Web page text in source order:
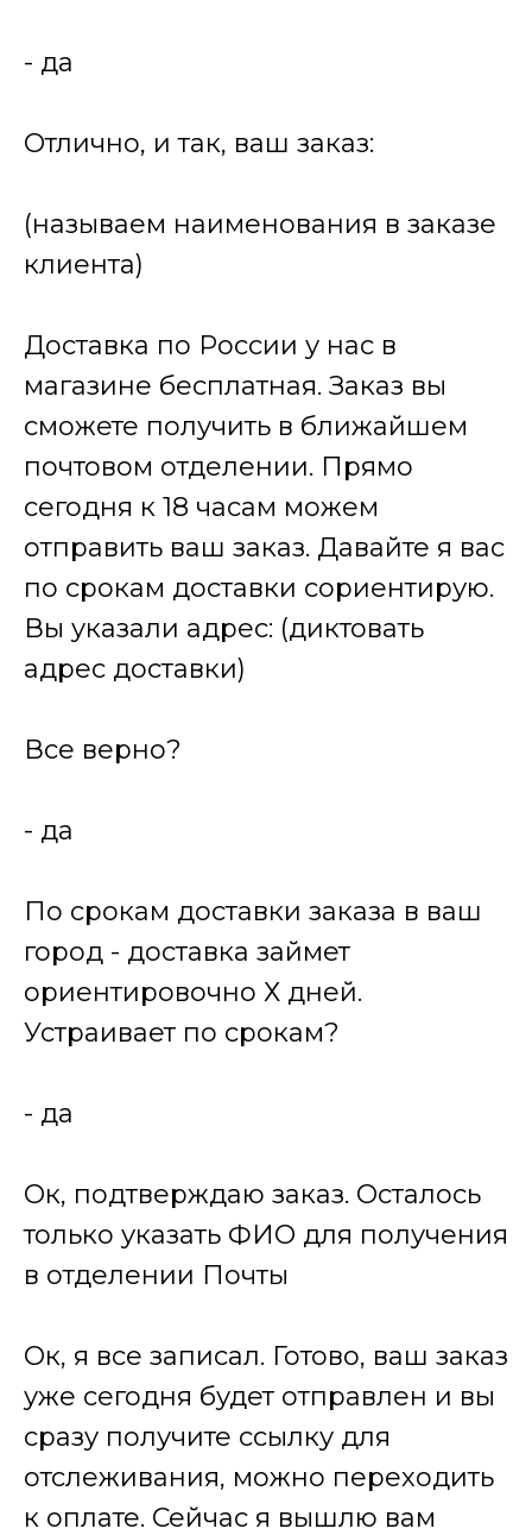
- да
Отлично, и так, ваш заказ:
(называем наименования в заказе
клиента)
Доставка по России у нас в
магазине бесплатная. Заказ вы
сможете получить в ближайшем
почтовом отделении. Прямо
сегодня к 18 часам можем
отправить ваш заказ. Давайте я вас
по срокам доставки сориентирую.
Вы указали адрес: (диктовать
адрес доставки)
Все верно?
- да
По срокам доставки заказа в ваш
город - доставка займет
ориентировочно Х дней.
Устраивает по срокам?
- да
Ок, подтверждаю заказ. Осталось
только указать ФИО для получения
в отделении Почты
Ок, я все записал. Готово, ваш заказ
уже сегодня будет отправлен и вы
сразу получите ссылку для
отслеживания, можно переходить
к оплате. Сейчас я вышлю вам